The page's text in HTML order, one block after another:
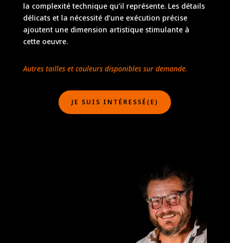
la complexité technique qu’il représente. Les détails
délicats et la nécessité d’une exécution précise
ajoutent une dimension artistique stimulante à
cette oeuvre.
Autres tailles et couleurs disponibles sur demande.
JE SUIS INTÉRESSÉ(E)